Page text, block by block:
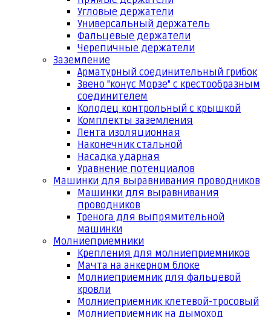
Угловые держатели
Универсальный держатель
Фальцевые держатели
Черепичные держатели
Заземление
Арматурный соединительный грибок
Звено "конус Морзе" с крестообразным
соединителем
Колодец контрольный с крышкой
Комплекты заземления
Лента изоляционная
Наконечник стальной
Насадка ударная
Уравнение потенциалов
Машинки для выравнивания проводников
Машинки для выравнивания
проводников
Тренога для выпрямительной
машинки
Молниеприемники
Крепления для молниеприемников
Мачта на анкерном блоке
Молниеприемник для фальцевой
кровли
Молниеприемник клетевой-тросовый
Молниеприемник на дымоход